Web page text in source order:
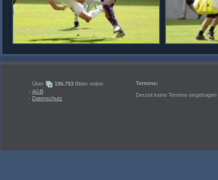
· Über 196.793 Bilder online
· AGB
· Datenschutz
Termine:
Derzeit keine Termine eingetragen